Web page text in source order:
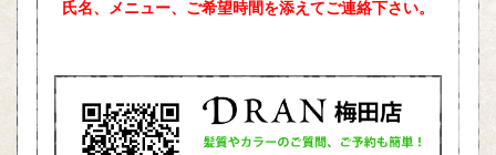
氏名、メニュー、ご希望時間を添えてご連絡下さい。